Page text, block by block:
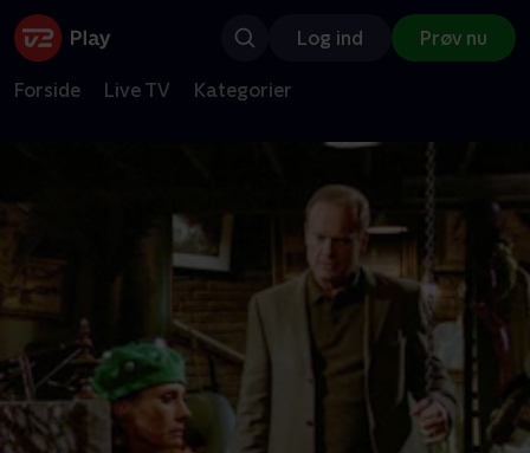
Log ind Prøv nu
Forside Live TV Kategorier